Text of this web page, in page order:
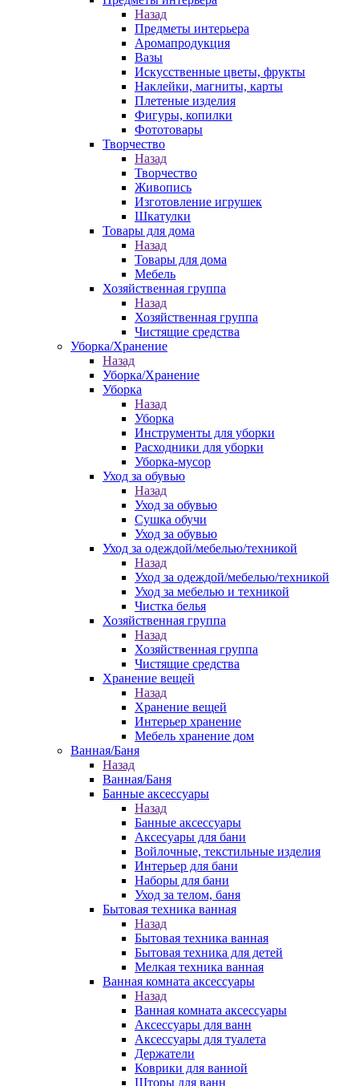
Назад
Предметы интерьера
Аромапродукция
Вазы
Искусственные цветы, фрукты
Наклейки, магниты, карты
Плетеные изделия
Фигуры, копилки
Фототовары
Творчество
Назад
Творчество
Живопись
Изготовление игрушек
Шкатулки
Товары для дома
Назад
Товары для дома
Мебель
Хозяйственная группа
Назад
Хозяйственная группа
Чистящие средства
Уборка/Хранение
Назад
Уборка/Хранение
Уборка
Назад
Уборка
Инструменты для уборки
Расходники для уборки
Уборка-мусор
Уход за обувью
Назад
Уход за обувью
Сушка обучи
Уход за обувью
Уход за одеждой/мебелью/техникой
Назад
Уход за одеждой/мебелью/техникой
Уход за мебелью и техникой
Чистка белья
Хозяйственная группа
Назад
Хозяйственная группа
Чистящие средства
Хранение вещей
Назад
Хранение вещей
Интерьер хранение
Мебель хранение дом
Ванная/Баня
Назад
Ванная/Баня
Банные аксессуары
Назад
Банные аксессуары
Аксесуары для бани
Войлочные, текстильные изделия
Интерьер для бани
Наборы для бани
Уход за телом, баня
Бытовая техника ванная
Назад
Бытовая техника ванная
Бытовая техника для детей
Мелкая техника ванная
Ванная комната аксессуары
Назад
Ванная комната аксессуары
Аксессуары для ванн
Аксессуары для туалета
Держатели
Коврики для ванной
Шторы для ванн